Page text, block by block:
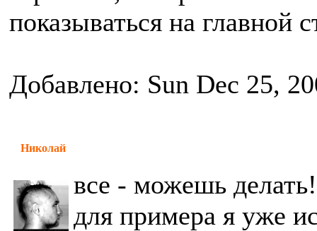
показываться на главной
Добавлено: Sun Dec 25,
Николай
все - можешь делать!
для примера я уже